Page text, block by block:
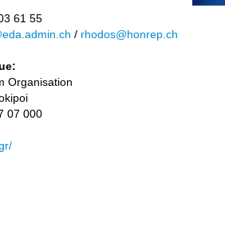
61 55
/ rhodos@honrep.ch
Organisation
07 000